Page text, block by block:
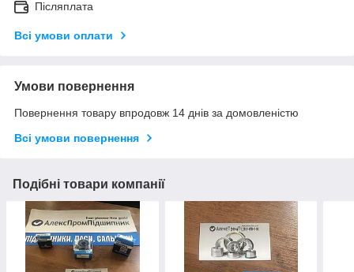
Післяплата
Всі умови оплати
Умови повернення
Повернення товару впродовж 14 днів за домовленістю
Всі умови повернення
Подібні товари компанії